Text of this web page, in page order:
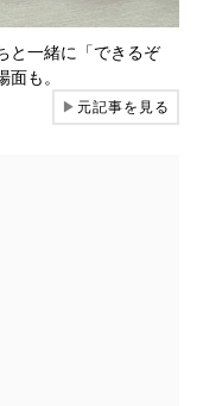
と一緒に「できるぞ
も。
▶元記事を見る